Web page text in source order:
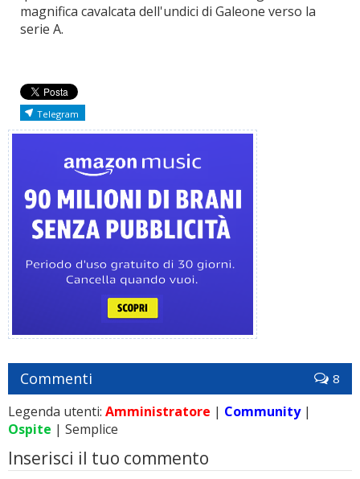
magnifica cavalcata dell'undici di Galeone verso la
serie A.
Telegram
Commenti 8
Legenda utenti: Amministratore | Community|
Ospite | Semplice
Inserisci il tuo commento